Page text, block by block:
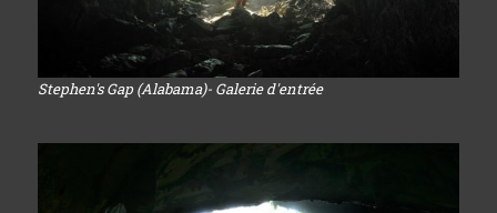
Stephen's Gap (Alabama)- Galerie d'entrée